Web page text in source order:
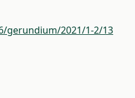
gerundium/2021/1-2/13